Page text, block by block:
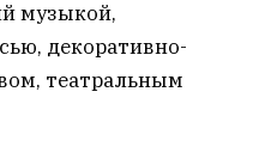
музыкой,
декоративно-
театральным